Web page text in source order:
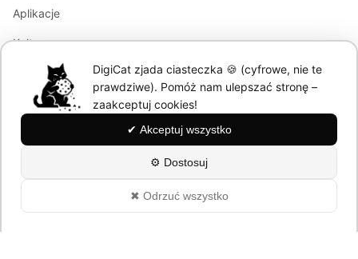
Aplikacje
Kultura
Marketing
Modele językowe
About
Polityka Prywatności
DigiCat zjada ciasteczka 🍪 (cyfrowe, nie te
prawdziwe). Pomóż nam ulepszać stronę –
zaakceptuj cookies!
✔ Akceptuj wszystko
⚙ Dostosuj
✖ Odrzuć wszystko